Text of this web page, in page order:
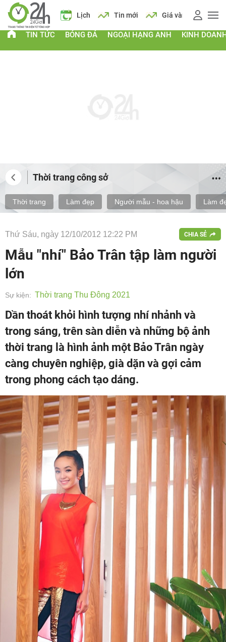
Lịch Tin mới Giá vàng Giá xăng Lịch
TIN TỨC BÓNG ĐÁ NGOẠI HẠNG ANH KINH
Thời trang công sở
Thời trang Làm đẹp Người mẫu - hoa hậu Làm
Thứ Sáu, ngày 12/10/2012 12:22 PM CHIA SẺ
Mẫu "nhí" Bảo Trân tập làm người
lớn
Sự kiện: Thời trang Thu Đông 2021
Dần thoát khỏi hình tượng nhí nhảnh và
trong sáng, trên sàn diễn và những bộ ảnh
thời trang là hình ảnh một Bảo Trân ngày
càng chuyên nghiệp, già dặn và gợi cảm
trong phong cách tạo dáng.